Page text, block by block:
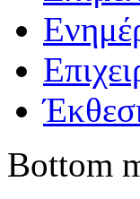
Bottom